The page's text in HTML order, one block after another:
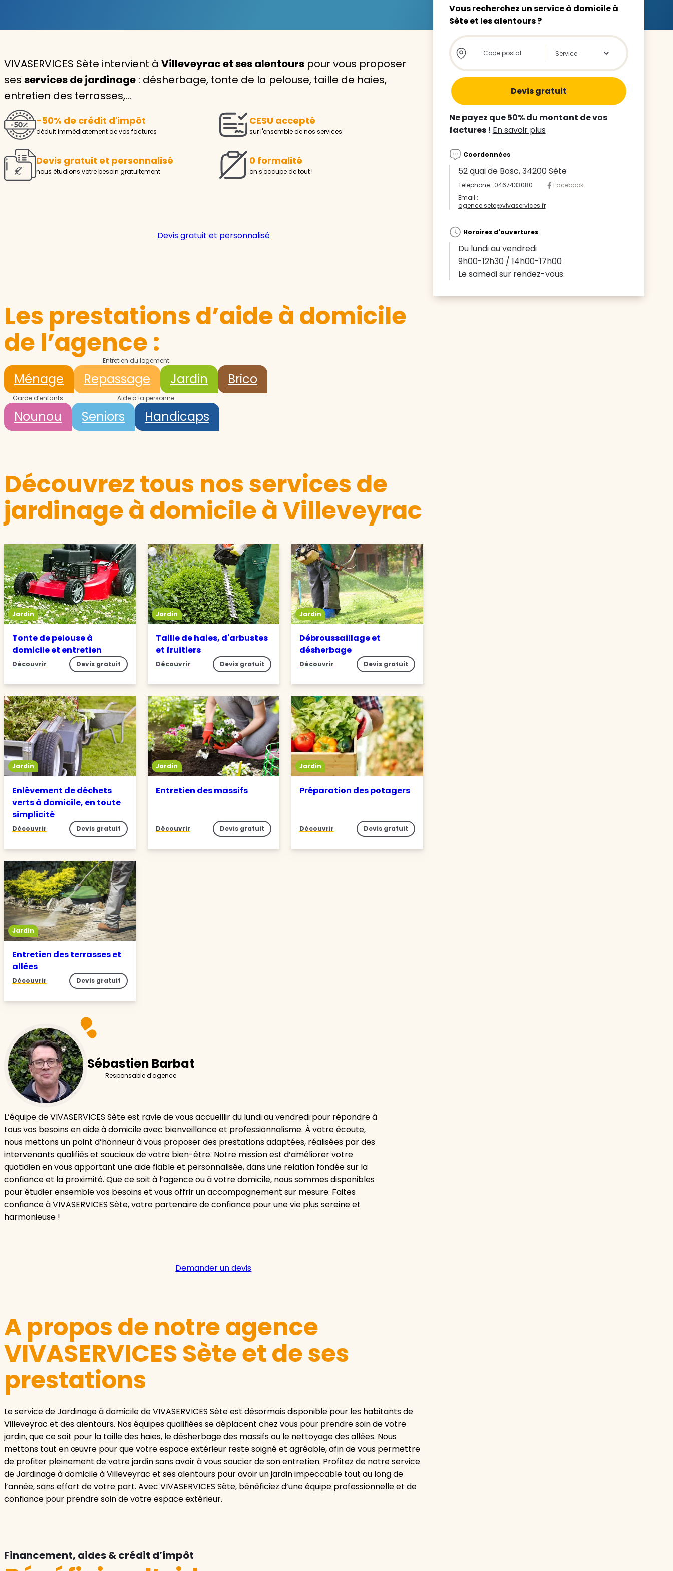
Aide à la personne
Seniors
Handicaps
Voir tous les services
Avec VIVASERVICES, trouvez le
service à domicile qui vous
Pour l’entretien de votre logement, la garde de votre enfant
ou l’accompagnement d’un parent, nos intervenants à
Demander un devis gratuit
Trouver mon agence
VIVASERVICES Sète intervient à Villeveyrac et ses alentours pour vous proposer
ses services de jardinage : désherbage, tonte de la pelouse, taille de haies,
entretien des terrasses,…
-50% de crédit d'impôt
déduit immédiatement de vos factures
CESU accepté
sur l'ensemble de nos services
Devis gratuit et personnalisé
nous étudions votre besoin gratuitement
0 formalité
on s'occupe de tout !
Devis gratuit et personnalisé
Les prestations d’aide à domicile
de l’agence :
Entretien du logement
Ménage Repassage Jardin Brico
Garde d’enfants
Nounou
Aide à la personne
Seniors Handicaps
Découvrez tous nos services de
jardinage à domicile à Villeveyrac
Jardin
Tonte de pelouse à
domicile et entretien
Découvrir Devis gratuit
Jardin
Taille de haies, d'arbustes
et fruitiers
Découvrir Devis gratuit
Jardin
Débroussaillage et
désherbage
Découvrir Devis gratuit
Jardin
Enlèvement de déchets
verts à domicile, en toute
simplicité
Découvrir Devis gratuit
Jardin
Entretien des massifs
Découvrir Devis gratuit
Jardin
Préparation des potagers
Découvrir Devis gratuit
Jardin
Entretien des terrasses et
allées
Découvrir Devis gratuit
Sébastien Barbat
Responsable d'agence
L’équipe de VIVASERVICES Sète est ravie de vous accueillir du lundi au vendredi pour répondre à
tous vos besoins en aide à domicile avec bienveillance et professionnalisme. À votre écoute,
nous mettons un point d’honneur à vous proposer des prestations adaptées, réalisées par des
intervenants qualifiés et soucieux de votre bien-être. Notre mission est d’améliorer votre
quotidien en vous apportant une aide fiable et personnalisée, dans une relation fondée sur la
confiance et la proximité. Que ce soit à l’agence ou à votre domicile, nous sommes disponibles
pour étudier ensemble vos besoins et vous offrir un accompagnement sur mesure. Faites
confiance à VIVASERVICES Sète, votre partenaire de confiance pour une vie plus sereine et
harmonieuse !
Demander un devis
A propos de notre agence
VIVASERVICES Sète et de ses
prestations
Le service de Jardinage à domicile de VIVASERVICES Sète est désormais disponible pour les habitants de
Villeveyrac et des alentours. Nos équipes qualifiées se déplacent chez vous pour prendre soin de votre
jardin, que ce soit pour la taille des haies, le désherbage des massifs ou le nettoyage des allées. Nous
mettons tout en œuvre pour que votre espace extérieur reste soigné et agréable, afin de vous permettre
de profiter pleinement de votre jardin sans avoir à vous soucier de son entretien. Profitez de notre service
de Jardinage à domicile à Villeveyrac et ses alentours pour avoir un jardin impeccable tout au long de
l’année, sans effort de votre part. Avec VIVASERVICES Sète, bénéficiez d’une équipe professionnelle et de
confiance pour prendre soin de votre espace extérieur.
Financement, aides & crédit d’impôt
Vous recherchez un service à domicile à
Sète et les alentours ?
Store locator global - Autocompletion
Rechercher
Ne payez que 50% du montant de vos
factures ! En savoir plus
Coordonnées
52 quai de Bosc, 34200 Sète
Téléphone : 0467433080
Facebook
Email :
agence.sete@vivaservices.fr
Horaires d'ouvertures
Du lundi au vendredi
9h00-12h30 / 14h00-17h00
Le samedi sur rendez-vous.